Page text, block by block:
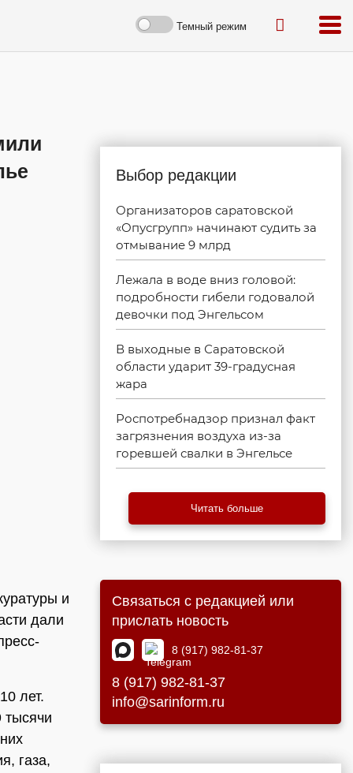
Темный режим
и
дали
лет.
тысячи
газа,
Выбор редакции
Организаторов саратовской
«Опусгрупп» начинают судить за
отмывание 9 млрд
Лежала в воде вниз головой:
подробности гибели годовалой
девочки под Энгельсом
В выходные в Саратовской
области ударит 39-градусная
жара
Роспотребнадзор признал факт
загрязнения воздуха из-за
горевшей свалки в Энгельсе
Читать больше
Связаться с редакцией или
прислать новость
8 (917) 982-81-37
8 (917) 982-81-37
info@sarinform.ru